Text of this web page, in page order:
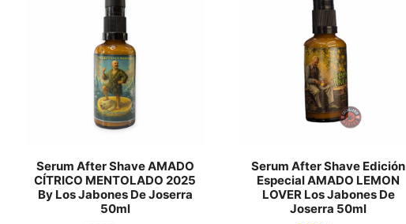
Serum After Shave AMADO
CÍTRICO MENTOLADO 2025
By Los Jabones De Joserra
50ml
Serum After Shave Edición
Especial AMADO LEMON
LOVER Los Jabones De
Joserra 50ml